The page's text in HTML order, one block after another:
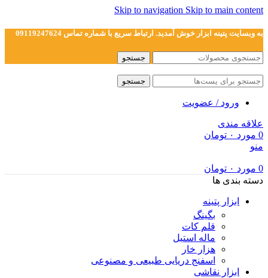
Skip to navigation Skip to main content
به وبسایت پتینه ابزار خوش آمدید. ارتباط سریع با شماره تماس 09119247624
جستجو
جستجو
ورود / عضویت
علاقه مندی
0 مورد ۰ تومان
منو
0 مورد ۰ تومان
دسته بندی ها
ابزار پتینه
بگینگ
قلم کات
ماله استیل
هزار خار
اسفنج دریایی طبیعی و مصنوعی
ابزار نقاشی